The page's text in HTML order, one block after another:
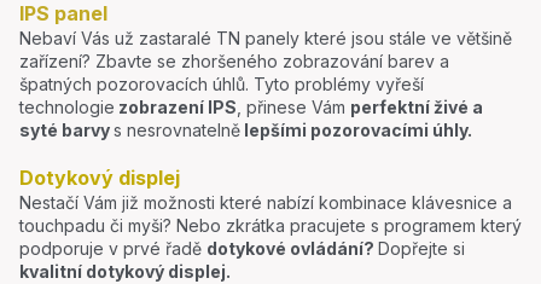
IPS panel
Nebaví Vás už zastaralé TN panely které jsou stále ve většině
zařízení? Zbavte se zhoršeného zobrazování barev a
špatných pozorovacích úhlů. Tyto problémy vyřeší
technologie zobrazení IPS, přinese Vám perfektní živé a
syté barvys nesrovnatelně lepšími pozorovacími úhly.
Dotykový displej
Nestačí Vám již možnosti které nabízí kombinace klávesnice a
touchpadu či myši? Nebo zkrátka pracujete s programem který
podporuje v prvé řadě dotykové ovládání? Dopřejte si
kvalitní dotykový displej.